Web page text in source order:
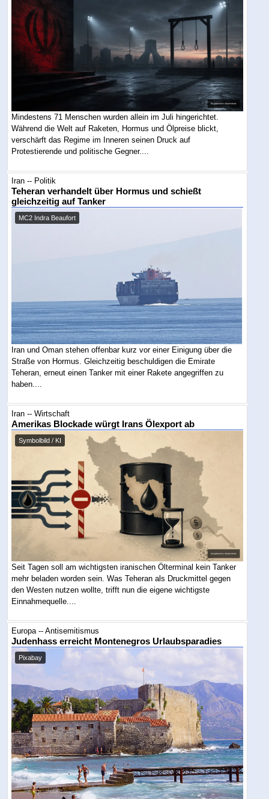
Mindestens 71 Menschen wurden allein im Juli hingerichtet.
Während die Welt auf Raketen, Hormus und Ölpreise blickt,
verschärft das Regime im Inneren seinen Druck auf
Protestierende und politische Gegner....
Iran -- Politik
Teheran verhandelt über Hormus und schießt
gleichzeitig auf Tanker
MC2 Indra Beaufort
Iran und Oman stehen offenbar kurz vor einer Einigung über die
Straße von Hormus. Gleichzeitig beschuldigen die Emirate
Teheran, erneut einen Tanker mit einer Rakete angegriffen zu
haben....
Iran -- Wirtschaft
Amerikas Blockade würgt Irans Ölexport ab
Symbolbild / KI
Seit Tagen soll am wichtigsten iranischen Ölterminal kein Tanker
mehr beladen worden sein. Was Teheran als Druckmittel gegen
den Westen nutzen wollte, trifft nun die eigene wichtigste
Einnahmequelle....
Europa -- Antisemitismus
Judenhass erreicht Montenegros Urlaubsparadies
Pixabay